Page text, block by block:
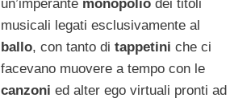
un’imperante monopolio dei titoli
musicali legati esclusivamente al
ballo, con tanto di tappetini che ci
facevano muovere a tempo con le
canzoni ed alter ego virtuali pronti ad